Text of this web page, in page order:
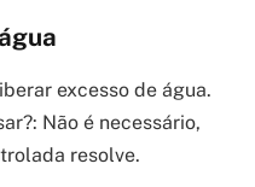
excesso de água.
Não é necessário,
resolve.